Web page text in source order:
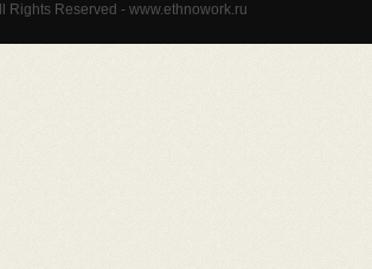
Rights Reserved - www.ethnowork.ru